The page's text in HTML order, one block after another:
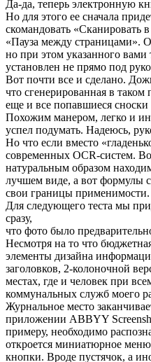
Да-да, теперь электронную
Но для этого ее сначала
скомандовать «Сканировать
«Пауза между страницами».
но при этом указанного вами
установлен не прямо под
Вот почти все и сделано.
что сгенерированная в
еще и все попавшиеся
Похожим манером, легко и
успел подумать. Надеюсь,
Но что если вместо
современных OCR-систем.
натуральным образом
лучшем виде, а вот формулы
свои границы
Для следующего теста мы
сразу,
что фото было
Несмотря на то что
элементы дизайна
заголовков, 2-колоночной
местах, где и человек при
коммунальных служб моего
Журнальное место
приложении ABBYY
примеру, необходимо
откроется миниатюрное
кнопки. Вроде пустячок, а